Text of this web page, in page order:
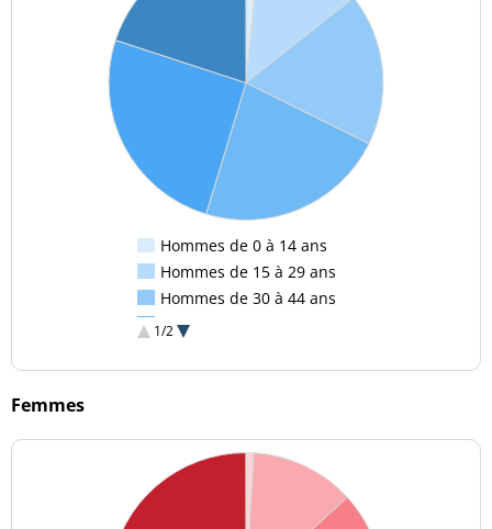
Hommes de 0 à 14 ans
Hommes de 15 à 29 ans
Hommes de 30 à 44 ans
Hommes de 45 à 59 ans
Hommes de 75 ans et plus
1/2
Femmes